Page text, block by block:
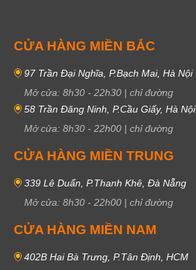
CỬA HÀNG MIỀN BẮC
97 Trần Đại Nghĩa, P.Bạch Mai, Hà Nội
Mở cửa: 8h30 - 22h30 | chỉ đường
58 Trần Đăng Ninh, P.Cầu Giấy, Hà Nội
Mở cửa: 8h30 - 22h00 | chỉ đường
CỬA HÀNG MIỀN TRUNG
339 Lê Duẩn, P.Thanh Khê, Đà Nẵng
Mở cửa: 8h30 - 22h00 | chỉ đường
CỬA HÀNG MIỀN NAM
402B Hai Bà Trưng, P.Tân Định, HCM